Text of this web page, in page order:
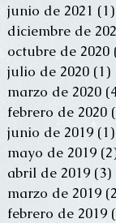
junio de 2021 (1)
diciembre de
octubre de 2020
julio de 2020 (1)
marzo de 2020
febrero de 2020
junio de 2019 (1)
mayo de 2019
abril de 2019 (3)
marzo de 2019
febrero de 2019